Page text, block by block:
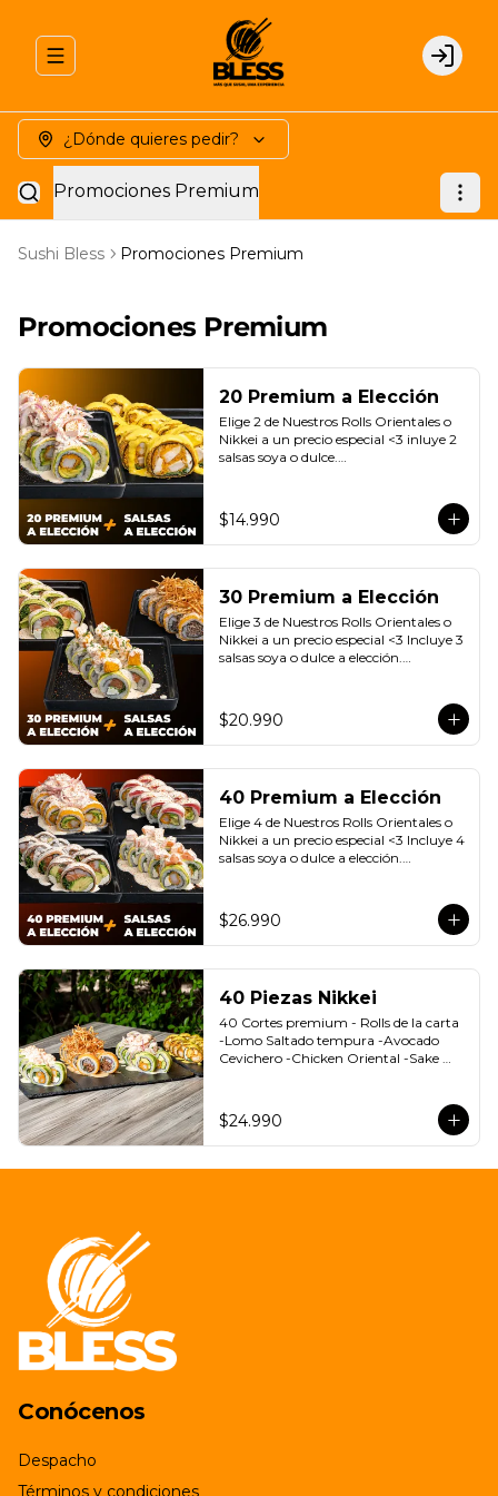
Abrir menu de navegación Login
¿Dónde quieres pedir?
Promociones Premium
Sushi Bless Promociones Premium
Promociones Premium
20 Premium a Elección
Elige 2 de Nuestros Rolls Orientales o
Nikkei a un precio especial <3 inluye 2
salsas soya o dulce.
$14.990
30 Premium a Elección
Elige 3 de Nuestros Rolls Orientales o
Nikkei a un precio especial <3 Incluye 3
salsas soya o dulce a elección.
$20.990
40 Premium a Elección
Elige 4 de Nuestros Rolls Orientales o
Nikkei a un precio especial <3 Incluye 4
salsas soya o dulce a elección.
$26.990
40 Piezas Nikkei
40 Cortes premium - Rolls de la carta
-Lomo Saltado tempura -Avocado
Cevichero -Chicken Oriental -Sake
$24.990
Conócenos
Despacho
Términos y condiciones